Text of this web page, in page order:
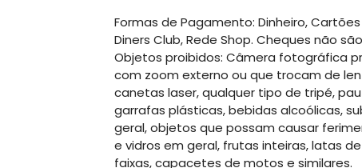
Formas de Pagamento: Dinheiro,
Diners Club, Rede Shop. Cheques não
Objetos proibidos: Câmera fotográfica
com zoom externo ou que trocam de
canetas laser, qualquer tipo de tripé,
garrafas plásticas, bebidas alcoólicas,
geral, objetos que possam causar
e vidros em geral, frutas inteiras, latas
faixas, capacetes de motos e similares.